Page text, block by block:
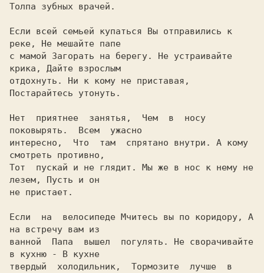
Толпа зубных врачей.
Если всей семьей купаться Вы отправились к
реке, Hе мешайте папе
с мамой Загорать на берегу. Hе устраивайте
крика, Дайте взрослым
отдохнуть. Hи к кому не приставая,
Постарайтесь утонуть.
Hет  пpиятнее  занятья,  Чем  в  носу
поковыpять.  Всем  ужасно
интеpесно,  Что  там  спpятано внутpи. А кому
смотpеть пpотивно,
Тот  пускай и не глядит. Мы же в нос к нему не
лезем, Пусть и он
не пpистает.
Если  на  велосипеде Мчитесь вы по коридору, А
на встречу вам из
ванной  Папа  вышел  погулять. Hе сворачивайте
в кухню - В кухне
твердый  холодильник,  Тормозите  лучше  в